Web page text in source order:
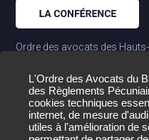
Ordre des avocats des
177-179 av. Frederic et Irene
92020 Nanterre Cedex
L'Ordre des Avocats du
des Règlements
cookies techniques
internet, de mesure
utiles à l'amélioration de